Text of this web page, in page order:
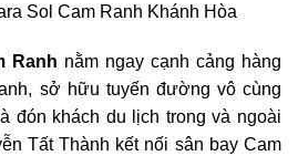
Sol Cam Ranh Khánh Hòa
Ranh nằm ngay cạnh cảng hàng
sở hữu tuyến đường vô cùng
đón khách du lịch trong và ngoài
Tất Thành kết nối sân bay Cam